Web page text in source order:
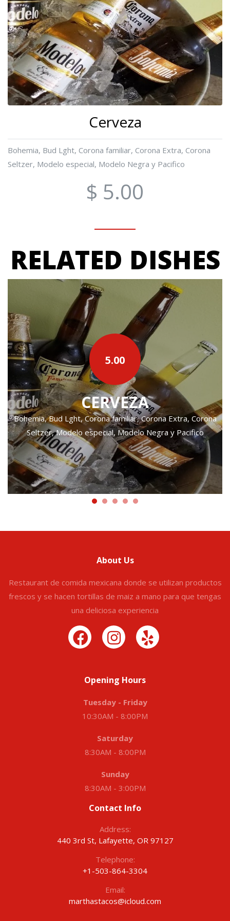
Cerveza
Bohemia, Bud Lght, Corona familiar, Corona Extra, Corona
Seltzer, Modelo especial, Modelo Negra y Pacifico
$ 5.00
RELATED DISHES
5.00
CERVEZA
Bohemia, Bud Lght, Corona familiar, Corona Extra, Corona
Seltzer, Modelo especial, Modelo Negra y Pacifico
About Us
Restaurant de comida mexicana donde se utilizan productos
frescos y se hacen tortillas de maiz a mano para que tengas
una deliciosa experiencia
Opening Hours
Tuesday - Friday
10:30AM - 8:00PM
Saturday
8:30AM - 8:00PM
Sunday
8:30AM - 3:00PM
Contact Info
Address:
440 3rd St, Lafayette, OR 97127
Telephone:
+1-503-864-3304
Email:
marthastacos@icloud.com